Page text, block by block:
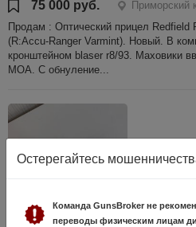
75 000 руб.
Приморский
Продам : Оптический прицел Redfield
(R:Accu-Ranger Varmint). Новый. В
кронштейном blaser r8/93. Маховики
МОА. С обнуление...
Остерегайтесь
Команда GunsBroker не
переводы физическим лицам